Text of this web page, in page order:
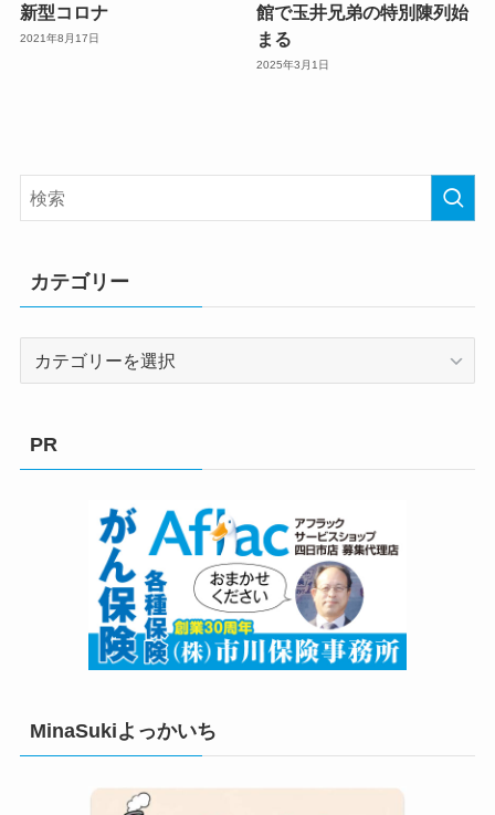
新型コロナ
2021年8月17日
館で玉井兄弟の特別陳列始
まる
2025年3月1日
カテゴリー
PR
MinaSukiよっかいち